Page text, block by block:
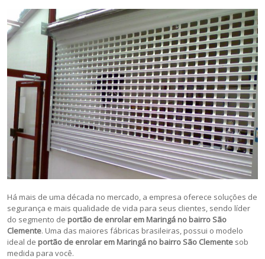
Há mais de uma década no mercado, a empresa oferece soluções de
segurança e mais qualidade de vida para seus clientes, sendo líder
do segmento de portão de enrolar em Maringá no bairro São
Clemente. Uma das maiores fábricas brasileiras, possui o modelo
ideal de portão de enrolar em Maringá no bairro São Clemente sob
medida para você.